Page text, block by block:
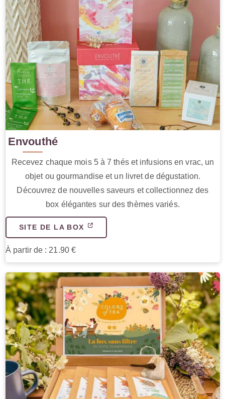
Envouthé
Recevez chaque mois 5 à 7 thés et infusions en vrac, un
objet ou gourmandise et un livret de dégustation.
Découvrez de nouvelles saveurs et collectionnez des
box élégantes sur des thèmes variés.
SITE DE LA BOX
À partir de : 21.90 €